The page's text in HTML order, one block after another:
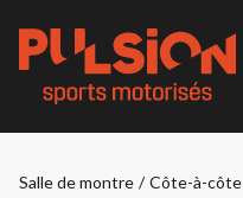
Salle de montre / Côte-à-côte